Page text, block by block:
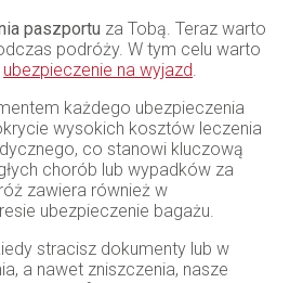
paszportu za Tobą. Teraz warto
podróży. W tym celu warto
ubezpieczenie na wyjazd.
każdego ubezpieczenia
wysokich kosztów leczenia
co stanowi kluczową
chorób lub wypadków za
zawiera również w
ubezpieczenie bagażu.
stracisz dokumenty lub w
a nawet zniszczenia, nasze